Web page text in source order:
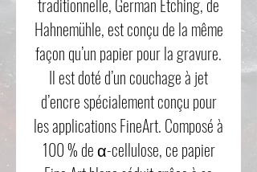
Hahnemühle, est conçu de la même
façon qu’un papier pour la gravure.
Il est doté d’un couchage à jet
d’encre spécialement conçu pour
les applications FineArt. Composé à
100 % de α-cellulose, ce papier